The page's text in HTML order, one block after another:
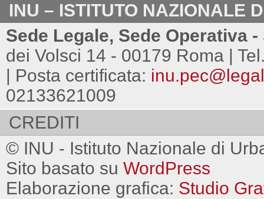
INU – ISTITUTO NAZIONALE
Sede Legale, Sede Operativa
dei Volsci 14 - 00179 Roma |
| Posta certificata:
02133621009
CREDITI
© INU - Istituto Nazionale di
Sito basato su WordPress
Elaborazione grafica: Studio